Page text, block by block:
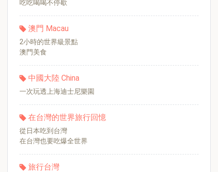
吃吃喝喝不停歇
澳門 Macau
2小時的世界級景點
澳門美食
中國大陸 China
一次玩透上海迪士尼樂園
在台灣的世界旅行回憶
從日本吃到台灣
在台灣也要吃爆全世界
旅行台灣